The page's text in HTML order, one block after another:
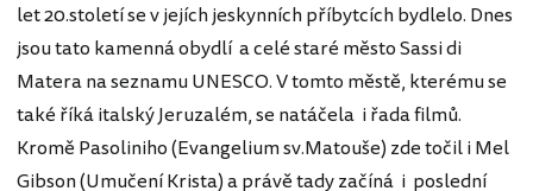
let 20.století se v jejích jeskynních příbytcích bydlelo. Dnes
jsou tato kamenná obydlí a celé staré město Sassi di
Matera na seznamu UNESCO. V tomto městě, kterému se
také říká italský Jeruzalém, se natáčela i řada filmů.
Kromě Pasoliniho (Evangelium sv.Matouše) zde točil i Mel
Gibson (Umučení Krista) a právě tady začíná i poslední